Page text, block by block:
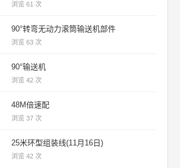
浏览 61 次
90°转弯无动力滚筒输送机部件
浏览 63 次
90°输送机
浏览 42 次
48M倍速配
浏览 37 次
25米环型组装线(11月16日)
浏览 42 次